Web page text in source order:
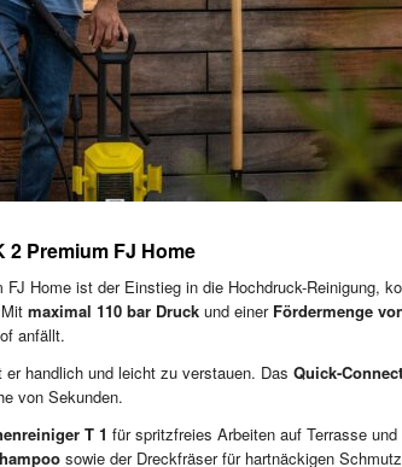
2 Premium FJ Home
FJ Home ist der Einstieg in die Hochdruck-Reinigung,
maximal 110 bar Druck und einer Fördermenge
anfällt.
er handlich und leicht zu verstauen. Das Quick-
von Sekunden.
T 1 für spritzfreies Arbeiten auf Terrasse
sowie der Dreckfräser für hartnäckigen